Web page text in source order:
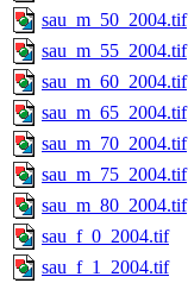
sau_m_50_2004.tif
sau_m_55_2004.tif
sau_m_60_2004.tif
sau_m_65_2004.tif
sau_m_70_2004.tif
sau_m_75_2004.tif
sau_m_80_2004.tif
sau_f_0_2004.tif
sau_f_1_2004.tif